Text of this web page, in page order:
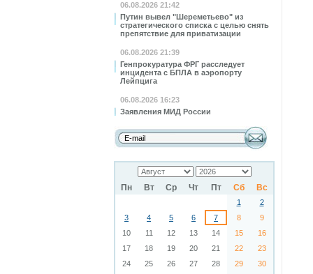
06.08.2026 21:42
Путин вывел "Шереметьево" из
стратегического списка с целью снять
препятствие для приватизации
06.08.2026 21:39
Генпрокуратура ФРГ расследует
инцидента с БПЛА в аэропорту
Лейпцига
06.08.2026 16:23
Заявления МИД России
Пн Вт Ср Чт Пт Сб Вс
1
2
3
4 5 6 7 8
9
10
11 12 13 14 15
16
17
18 19 20 21 22
23
24
25 26 27 28 29 30